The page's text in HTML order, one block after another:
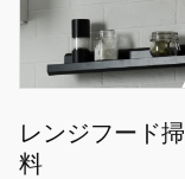
レンジフード
料